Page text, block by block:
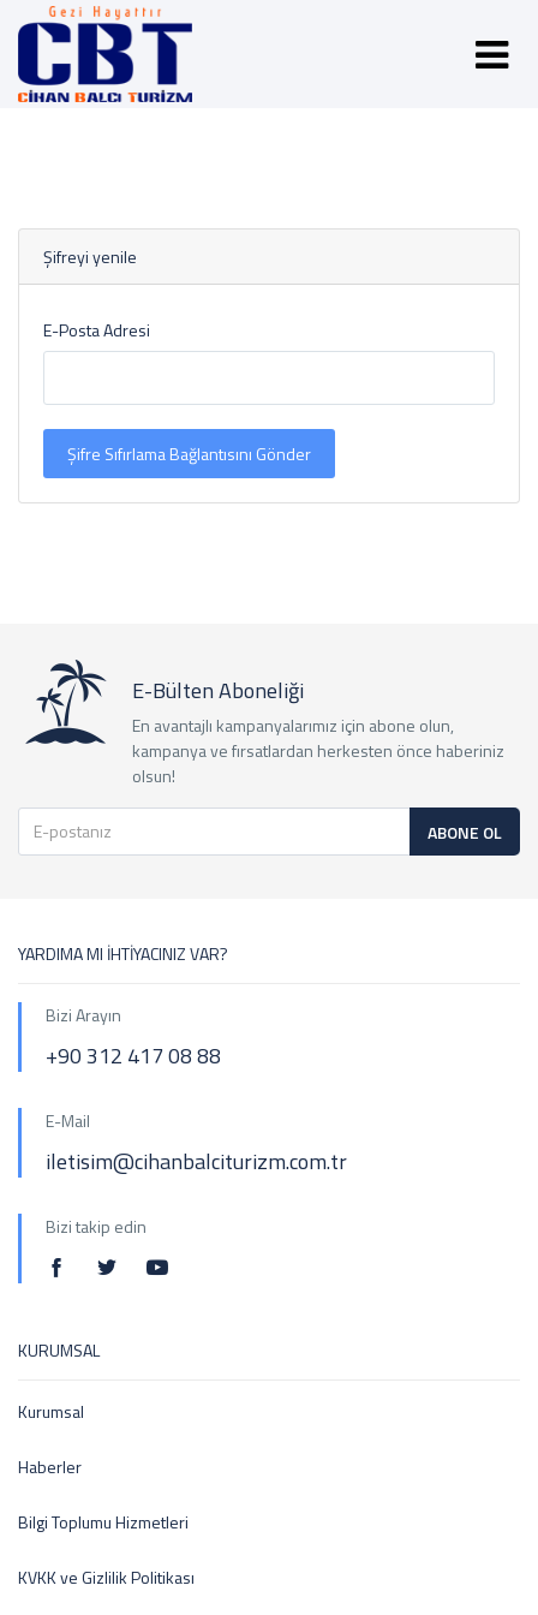
Şifreyi yenile
E-Posta Adresi
Şifre Sıfırlama Bağlantısını Gönder
E-Bülten Aboneliği
En avantajlı kampanyalarımız için abone olun,
kampanya ve fırsatlardan herkesten önce haberiniz
olsun!
ABONE OL
YARDIMA MI İHTİYACINIZ VAR?
Bizi Arayın
+90 312 417 08 88
E-Mail
iletisim@cihanbalciturizm.com.tr
Bizi takip edin
KURUMSAL
Kurumsal
Haberler
Bilgi Toplumu Hizmetleri
KVKK ve Gizlilik Politikası